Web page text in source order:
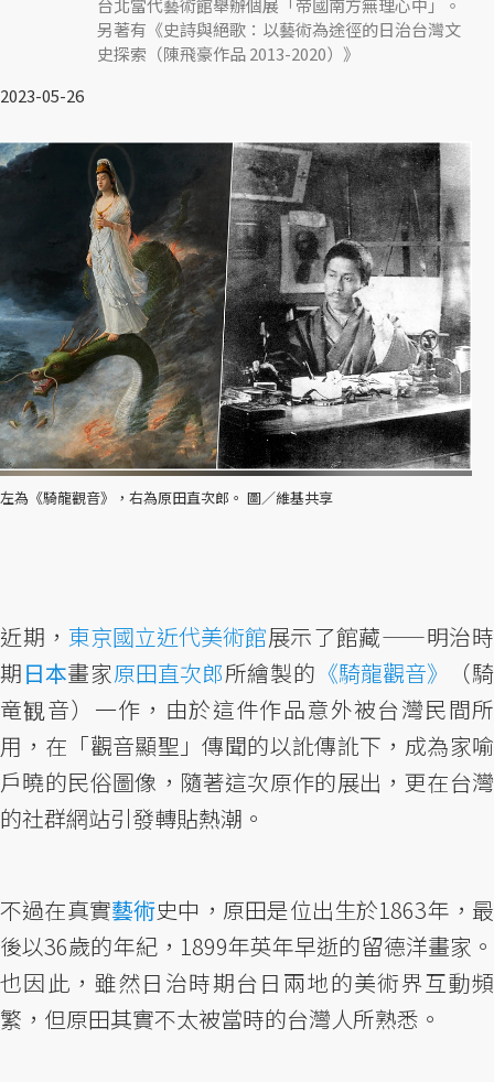
台北當代藝術館舉辦個展「帝國南方無理心中」。
另著有《史詩與絕歌：以藝術為途徑的日治台灣文
史探索（陳飛豪作品 2013-2020）》
2023-05-26
左為《騎龍觀音》，右為原田直次郎。 圖／維基共享
近期， 東京國立近代美術館展示了館藏——明治時
期日本畫家原田直次郎所繪製的 《騎龍觀音》
（騎
竜観音）一作，由於這件作品意外被台灣民間所
用，在「觀音顯聖」傳聞的以訛傳訛下，成為家喻
戶曉的民俗圖像，隨著這次原作的展出，更在台灣
的社群網站引發轉貼熱潮。
不過在真實藝術史中，原田是位出生於1863年，最
後以36歲的年紀，1899年英年早逝的留德洋畫家。
也因此，雖然日治時期台日兩地的美術界互動頻
繁，但原田其實不太被當時的台灣人所熟悉。